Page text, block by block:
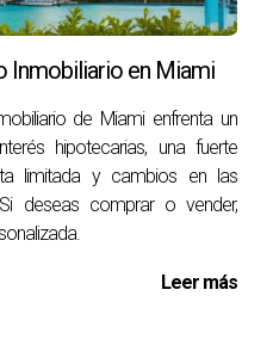
problemas durante
puedes renegociar
antes del cierre.
de due
del trato y la cantidad
Inmobiliario en Miami
de Miami enfrenta un
hipotecarias, una fuerte
limitada y cambios en las
deseas comprar o vender,
Leer más